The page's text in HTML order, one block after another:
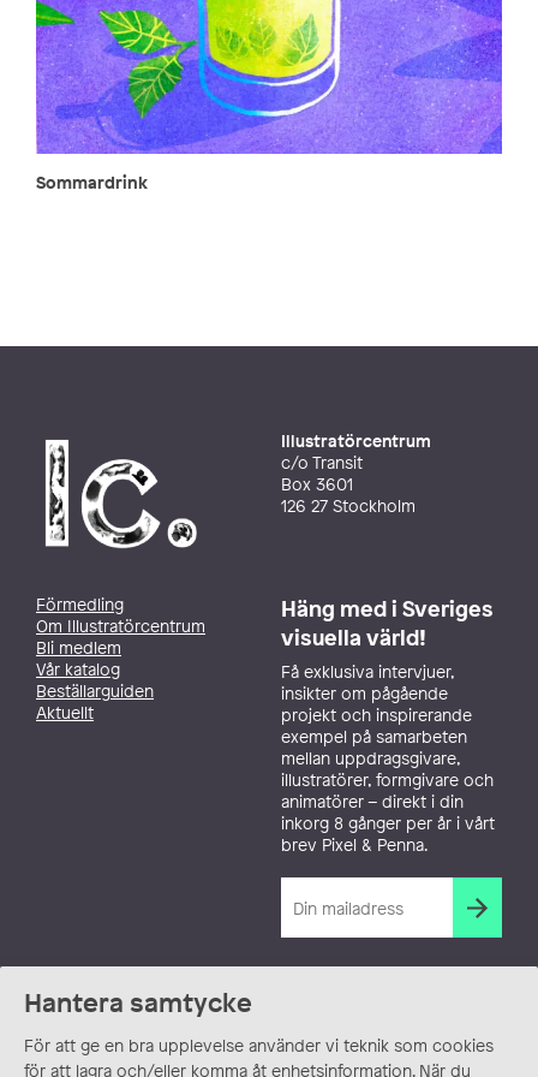
Hantera samtycke
För att ge en bra upplevelse använder vi teknik som cookies
för att lagra och/eller komma åt enhetsinformation. När du
Sommardrink
Illustratörcentrum
c/o Transit
Box 3601
126 27 Stockholm
Förmedling
Om Illustratörcentrum
Bli medlem
Vår katalog
Beställarguiden
Aktuellt
Häng med i Sveriges
visuella värld!
Få exklusiva intervjuer,
insikter om pågående
projekt och inspirerande
exempel på samarbeten
mellan uppdragsgivare,
illustratörer, formgivare och
animatörer – direkt i din
inkorg 8 gånger per år i vårt
brev Pixel & Penna.